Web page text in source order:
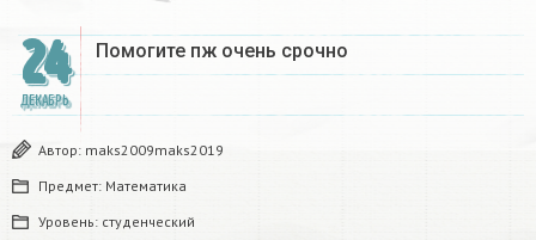
24
ДЕКАБРЬ
Помогите пж очень срочно​
Автор: maks2009maks2019
Предмет: Математика
Уровень: студенческий